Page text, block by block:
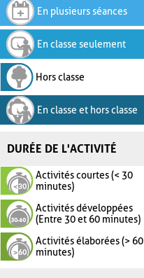
En plusieurs séances
En classe seulement
Hors classe
En classe et hors classe
DURÉE DE L'ACTIVITÉ
Activités courtes (< 30
minutes)
Activités développées
(Entre 30 et 60 minutes)
Activités élaborées (> 60
minutes)